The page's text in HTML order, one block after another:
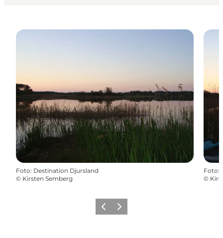
Foto: Destination Djursland
© Kirsten Semberg
Foto:
©
ForrigeNæste